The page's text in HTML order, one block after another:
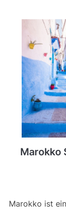
Marokko
Marokko ist